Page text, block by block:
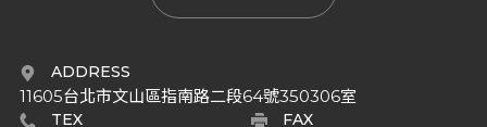
ADDRESS
11605台北市文山區指南路二段64號350306室
TEX FAX